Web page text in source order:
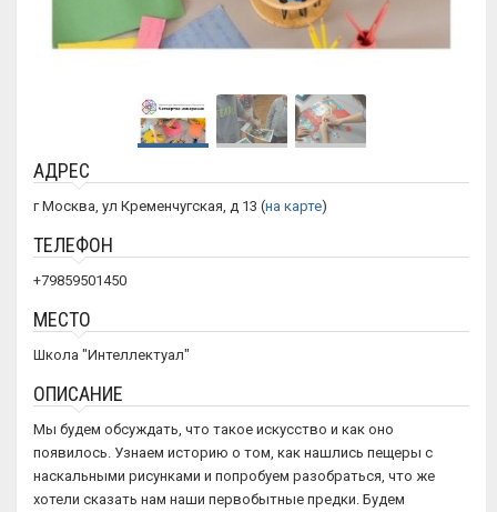
АДРЕС
г Москва, ул Кременчугская, д 13 (на карте)
ТЕЛЕФОН
+79859501450
МЕСТО
Школа "Интеллектуал"
ОПИСАНИЕ
Мы будем обсуждать, что такое искусство и как оно
появилось. Узнаем историю о том, как нашлись пещеры с
наскальными рисунками и попробуем разобраться, что же
хотели сказать нам наши первобытные предки. Будем